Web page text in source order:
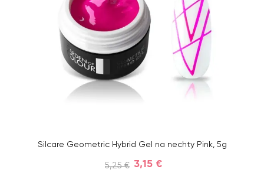
Silcare Geometric Hybrid Gel na nechty Pink, 5g
5,25 € 3,15 €